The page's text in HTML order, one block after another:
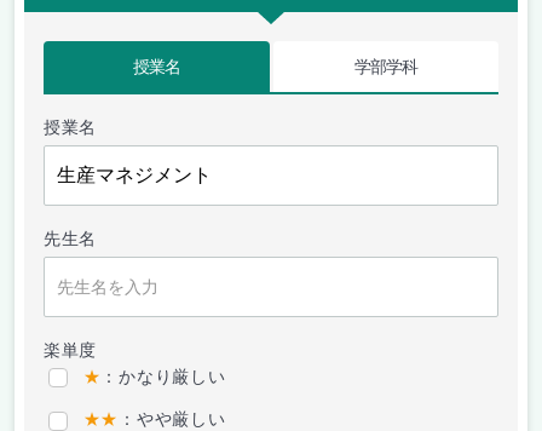
授業名 学部学科
授業名
先生名
楽単度
★ ：かなり厳しい
★★ ：やや厳しい